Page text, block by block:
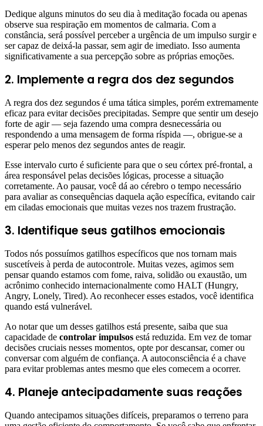
Dedique alguns minutos do seu dia à meditação focada ou apenas
observe sua respiração em momentos de calmaria. Com a
constância, será possível perceber a urgência de um impulso surgir e
ser capaz de deixá-la passar, sem agir de imediato. Isso aumenta
significativamente a sua percepção sobre as próprias emoções.
2. Implemente a regra dos dez segundos
A regra dos dez segundos é uma tática simples, porém extremamente
eficaz para evitar decisões precipitadas. Sempre que sentir um desejo
forte de agir — seja fazendo uma compra desnecessária ou
respondendo a uma mensagem de forma ríspida —, obrigue-se a
esperar pelo menos dez segundos antes de reagir.
Esse intervalo curto é suficiente para que o seu córtex pré-frontal, a
área responsável pelas decisões lógicas, processe a situação
corretamente. Ao pausar, você dá ao cérebro o tempo necessário
para avaliar as consequências daquela ação específica, evitando cair
em ciladas emocionais que muitas vezes nos trazem frustração.
3. Identifique seus gatilhos emocionais
Todos nós possuímos gatilhos específicos que nos tornam mais
suscetíveis à perda de autocontrole. Muitas vezes, agimos sem
pensar quando estamos com fome, raiva, solidão ou exaustão, um
acrônimo conhecido internacionalmente como HALT (Hungry,
Angry, Lonely, Tired). Ao reconhecer esses estados, você identifica
quando está vulnerável.
Ao notar que um desses gatilhos está presente, saiba que sua
capacidade de controlar impulsos está reduzida. Em vez de tomar
decisões cruciais nesses momentos, opte por descansar, comer ou
conversar com alguém de confiança. A autoconsciência é a chave
para evitar problemas antes mesmo que eles comecem a ocorrer.
4. Planeje antecipadamente suas reações
Quando antecipamos situações difíceis, preparamos o terreno para